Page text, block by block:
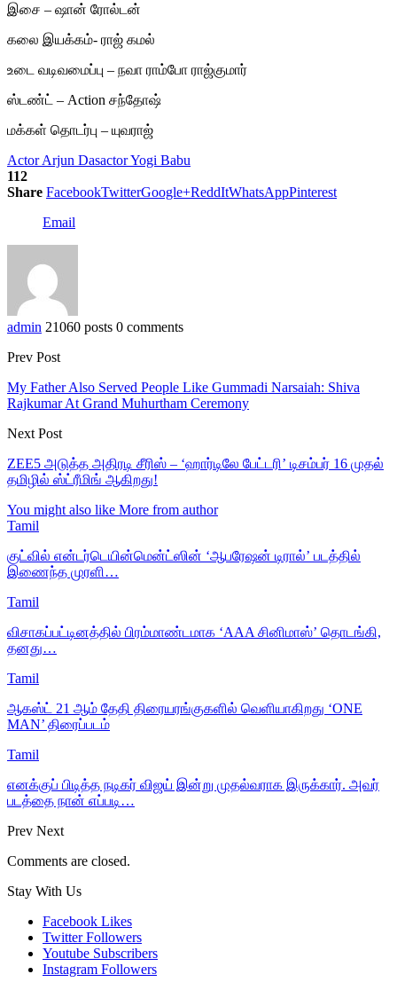
இசை – ஷான் ரோல்டன்
கலை இயக்கம்- ராஜ் கமல்
உடை வடிவமைப்பு – நவா ராம்போ ராஜ்குமார்
ஸ்டண்ட் – Action சந்தோஷ்
மக்கள் தொடர்பு – யுவராஜ்
Actor Arjun Dasactor Yogi Babu
112
Share FacebookTwitterGoogle+ReddItWhatsAppPinterest
Email
admin 21060 posts 0 comments
Prev Post
My Father Also Served People Like Gummadi Narsaiah: Shiva
Rajkumar At Grand Muhurtham Ceremony
Next Post
ZEE5 அடுத்த அதிரடி சீரிஸ் – ‘ஹார்டிலே பேட்டரி’ டிசம்பர் 16 முதல்
தமிழில் ஸ்ட்ரீமிங் ஆகிறது!
You might also like More from author
Tamil
குட்வில் என்டர்டெயின்மென்ட்ஸின் ‘ஆபரேஷன் டிரால்’ படத்தில்
இணைந்த முரளி…
Tamil
விசாகப்பட்டினத்தில் பிரம்மாண்டமாக ‘AAA சினிமாஸ்’ தொடங்கி,
தனது…
Tamil
ஆகஸ்ட் 21 ஆம் தேதி திரையரங்குகளில் வெளியாகிறது ‘ONE
MAN’ திரைப்படம்
Tamil
எனக்குப் பிடித்த நடிகர் விஜய் இன்று முதல்வராக இருக்கார். அவர்
படத்தை நான் எப்படி…
Prev Next
Comments are closed.
Stay With Us
Facebook Likes
Twitter Followers
Youtube Subscribers
Instagram Followers